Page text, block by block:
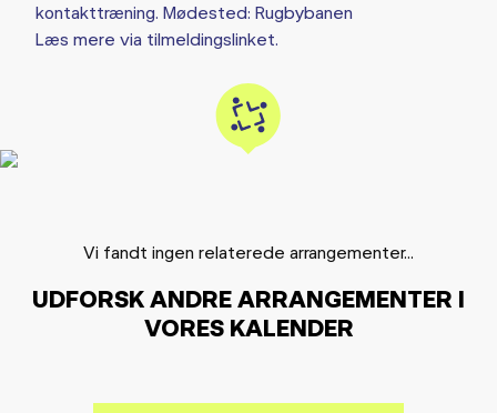
kontakttræning. Mødested: Rugbybanen
Læs mere via tilmeldingslinket.
Vi fandt ingen relaterede arrangementer...
UDFORSK ANDRE ARRANGEMENTER I
VORES KALENDER